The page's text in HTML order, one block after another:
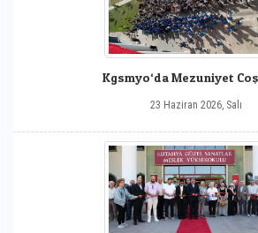
Kgsmyo‘da Mezuniyet
23 Haziran 2026, Salı